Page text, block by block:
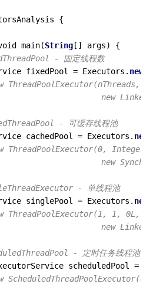
{
main(String [] args) {
- 固定线程数
fixedPool = Executors.
new
ThreadPoolExecutor(nThreads,
new
- 可缓存线程池
cachedPool = Executors.
new
ThreadPoolExecutor(0,
new
- 单线程池
singlePool = Executors.
new
ThreadPoolExecutor(1, 1, 0L,
new
- 定时任务线程池
scheduledPool =